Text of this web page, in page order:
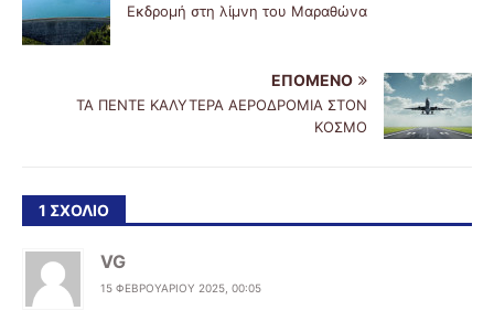
Εκδρομή στη λίμνη του Μαραθώνα
ΕΠΌΜΕΝΟ
ΤΑ ΠΕΝΤΕ ΚΑΛΥΤΕΡΑ ΑΕΡΟΔΡΟΜΙΑ ΣΤΟΝ
ΚΟΣΜΟ
1 ΣΧΌΛΙΟ
VG
15 ΦΕΒΡΟΥΑΡΊΟΥ 2025, 00:05